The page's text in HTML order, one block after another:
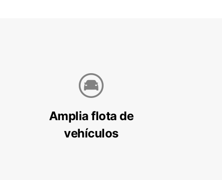
Amplia flota de
vehículos